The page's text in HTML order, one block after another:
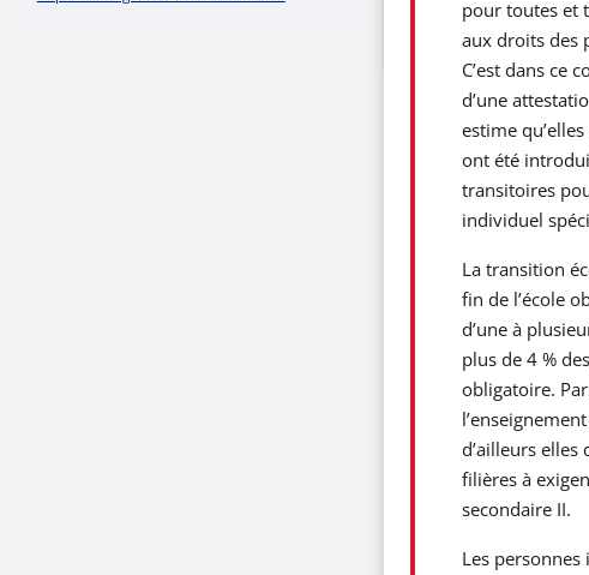
pour toutes et
aux droits des
C’est dans ce
d’une
estime
ont été
transitoires
individuel
La transition
fin de l’école
d’une à
plus de 4 %
obligatoire.
d’ailleurs
filières à
secondaire II.
Les